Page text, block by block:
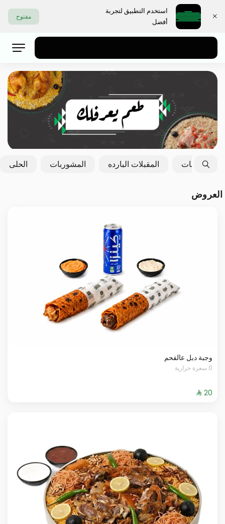
استخدم التطبيق لتجربة
أفضل
مفتوح
الايدامات المقبلات البارده المشوربات الحلى
العروض
وجبة دبل عالفحم
0 سعرة حرارية